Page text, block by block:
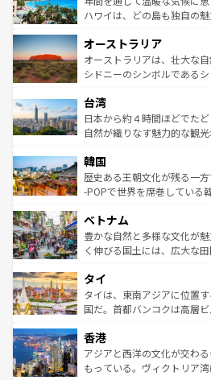
西部には大自然が広がり、
部のニューオーリンズでは、
文化が魅力。旅行者はアメ
しみながら、その多様性と
ならではの贅沢な旅のスタイルだ。 なお、新着
情報はコンテンツ一覧を参
ハワイは、どの島も独自の
ワイ島は見逃せない。また、
島だが、静かな自然を求め
おすすめ。エメラルドグリ
れるおもてなしの心で訪れ
人々、おいしいローカルフ
ク、伝統的なフラダンスな
ワイを、存分に味わってほしい。 なお、新着のハワ
はコンテンツ一覧を参照し
オーストラリア
オーストラリアは、壮大な
シドニーのシンボルである
リアリーフや大陸中央部にそ
ク）、タスマニアの美しい
ど、見どころがたくさん。
いる。アクティビティも充実
ビング、ハイキングなど、
い。オーストラリアの多彩
参照してほしい。
台湾
日本から約４時間ほどでた
自然が織りなす魅力的な観
ン）、静ひつな山岳地帯であ
と山間の静けさが共存して
驚きをもたらしてくれる。
容にもいいと評判のスイーツ
が味わえる。 なお、新
照してほしい。
韓国
歴史ある王朝文化が残る一
-POPで世界を席巻している
き、地方に足を延ばせば四季
できる。そして、キムチや
まで、さまざまな韓国料理
リティに包まれながら、韓
わってみてほ
覧を参照してほしい。
ベトナム
豊かな自然と多様な文化が
く伸びる国土には、広大な
急速な発展と共に伝統が息
ーチミン市のフランス統治
醸し出している。また、バ
とつ。フォーやバインミー、
ひ現地で味わいたい。どの
が旅行者を迎えてくれるの
タイ
タイは、東南アジアに位置
国だ。首都バンコクは高層
の活気が交差している。北部
帯で自然と触れ合い、南部
いビーチでリゾート気分を
香港
アジアと西洋の文化が交わ
もっている。ヴィクトリア